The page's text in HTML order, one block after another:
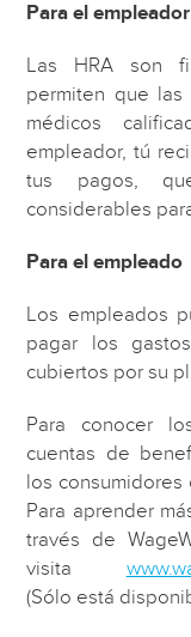
Para el empleador
Las HRA son
permiten que las
médicos
empleador, tú
tus pagos,
considerables
Para el empleado
Los empleados
pagar los
cubiertos por su
Para conocer
cuentas de
los consumidores
Para aprender
través de
visita
(Sólo está